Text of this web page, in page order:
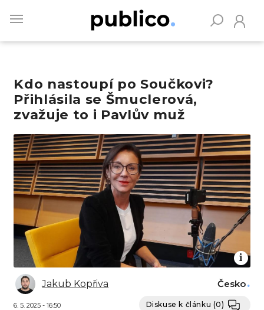
main
Kdo nastoupí po Součkovi?
Přihlásila se Šmuclerová,
zvažuje to i Pavlův muž
Obrázek
Jakub Kopřiva
6. 5. 2025 - 16:50
Česko
Diskuse k článku (0)
Vyhledávejte na Publiku